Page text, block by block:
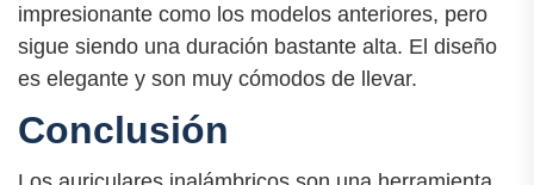
impresionante como los modelos anteriores, pero
sigue siendo una duración bastante alta. El diseño
es elegante y son muy cómodos de llevar.
Conclusión